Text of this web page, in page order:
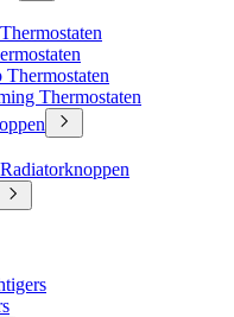
Thermostaten
Thermostaten